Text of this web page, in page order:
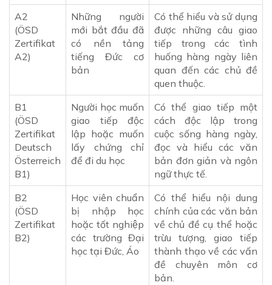
A2
(ÖSD
Zertifikat
A2)
Những người
mới bắt đầu đã
có nền tảng
tiếng Đức cơ
bản
Có thể hiểu và sử dụng
được những câu giao
tiếp trong các tình
huống hàng ngày liên
quan đến các chủ đề
quen thuộc.
B1
(ÖSD
Zertifikat
Deutsch
Österreich
B1)
Người học muốn
giao tiếp độc
lập hoặc muốn
lấy chứng chỉ
để đi du học
Có thể giao tiếp một
cách độc lập trong
cuộc sống hàng ngày,
đọc và hiểu các văn
bản đơn giản và ngôn
ngữ thực tế.
B2
(ÖSD
Zertifikat
B2)
Học viên chuẩn
bị nhập học
hoặc tốt nghiệp
các trường Đại
học tại Đức, Áo
Có thể hiểu nội dung
chính của các văn bản
về chủ đề cụ thể hoặc
trừu tượng, giao tiếp
thành thạo về các vấn
đề chuyên môn cơ
bản.